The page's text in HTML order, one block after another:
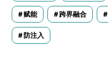
赋能 跨界融合
防注入